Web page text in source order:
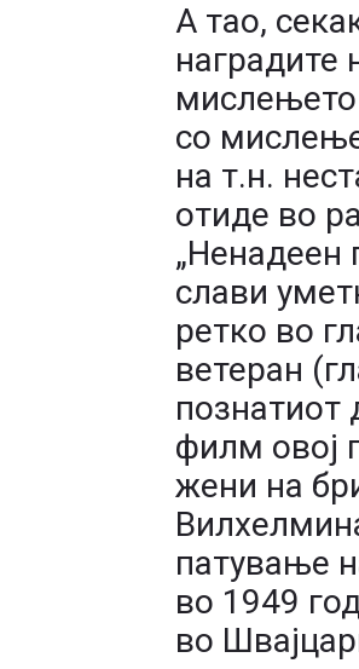
А тао,
наградите
мислењето
со
на т.н.
отиде во
„Ненадеен
слави
ретко во
ветеран
познатиот
филм овој
жени на
патување
во 1949
во